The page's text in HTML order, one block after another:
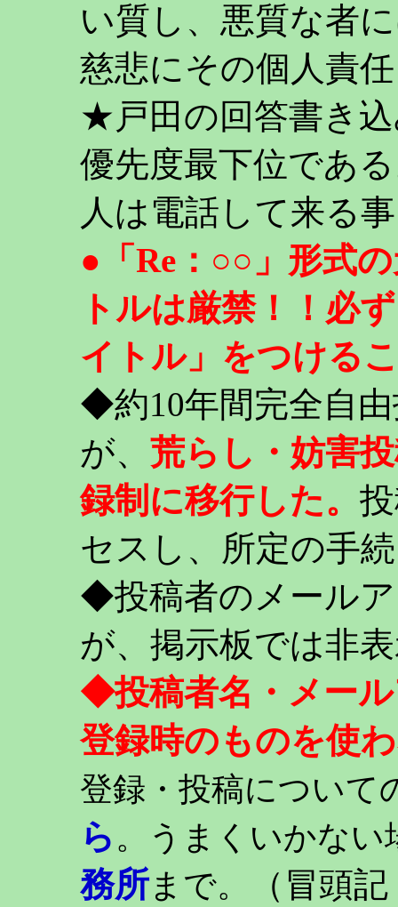
い質し、悪質な者
慈悲にその個人責
★戸田の回答書き
優先度最下位であ
人は電話して来る
●「Re：○○」形式
トルは厳禁！！必
イトル」をつける
◆約10年間完全自
が、 荒らし・妨害
録制に移行した。
セスし、所定の手
◆投稿者のメール
が、掲示板では非
◆投稿者名・メー
登録時のものを使
登録・投稿について
ら。うまくいかない
務所まで。 （冒